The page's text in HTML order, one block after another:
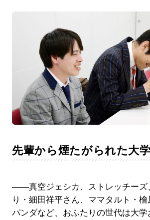
先輩から煙たがられた大
――真空ジェシカ、ストレッチーズ
り・細田祥平さん、ママタルト・
パンダなど、おふたりの世代は大学